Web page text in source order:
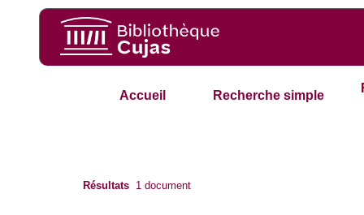
Accueil Recherche simple
Résultats 1 document